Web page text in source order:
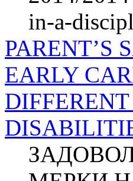
in-a-
PARENT’S
EARLY